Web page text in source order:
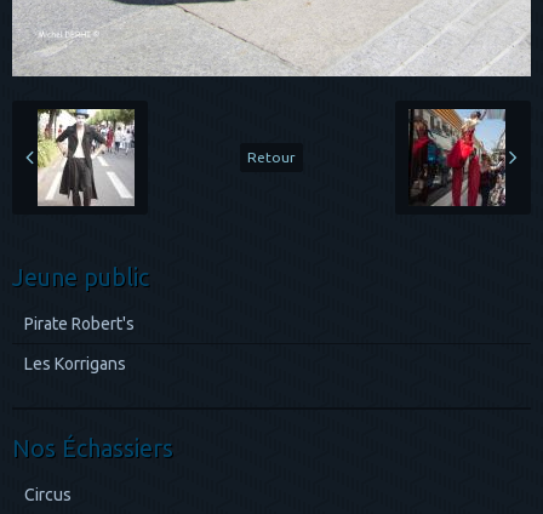
Retour
Jeune public
Pirate Robert's
Les Korrigans
Nos Échassiers
Circus